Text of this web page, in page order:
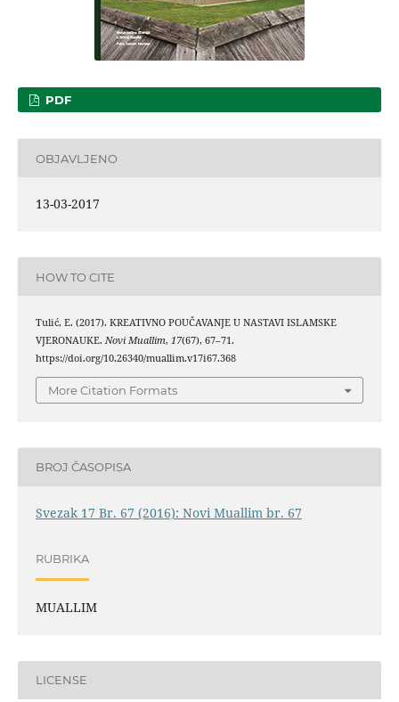
PDF
OBJAVLJENO
13-03-2017
HOW TO CITE
Tulić, E. (2017). KREATIVNO POUČAVANJE U NASTAVI ISLAMSKE
VJERONAUKE. Novi Muallim, 17(67), 67–71.
https://doi.org/10.26340/muallim.v17i67.368
More Citation Formats
BROJ ČASOPISA
Svezak 17 Br. 67 (2016): Novi Muallim br. 67
RUBRIKA
MUALLIM
LICENSE